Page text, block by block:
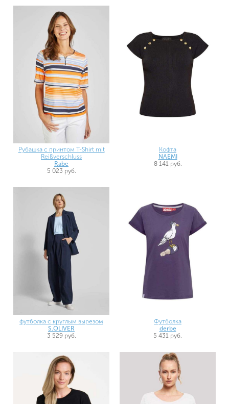
Рубашка с принтом T-Shirt mit
Reißverschluss
Rabe
5 023 руб.
Кофта
NAEMI
8 141 руб.
футболка с круглым вырезом
S.OLIVER
3 529 руб.
Футболка
derbe
5 431 руб.